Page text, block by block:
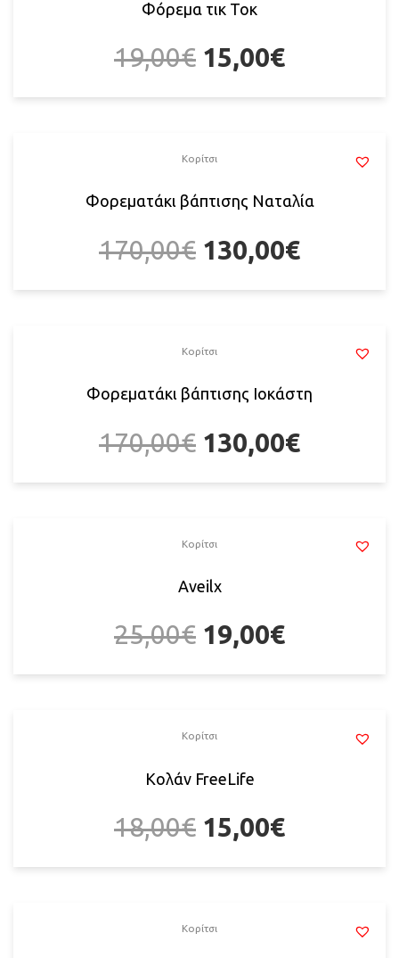
Φόρεμα τικ Τοκ
19,00€ 15,00€
Κορίτσι
Φορεματάκι βάπτισης Ναταλία
170,00€ 130,00€
Κορίτσι
Φορεματάκι βάπτισης Ιοκάστη
170,00€ 130,00€
Κορίτσι
Αveilx
25,00€ 19,00€
Κορίτσι
Κολάν FreeLife
18,00€ 15,00€
Κορίτσι